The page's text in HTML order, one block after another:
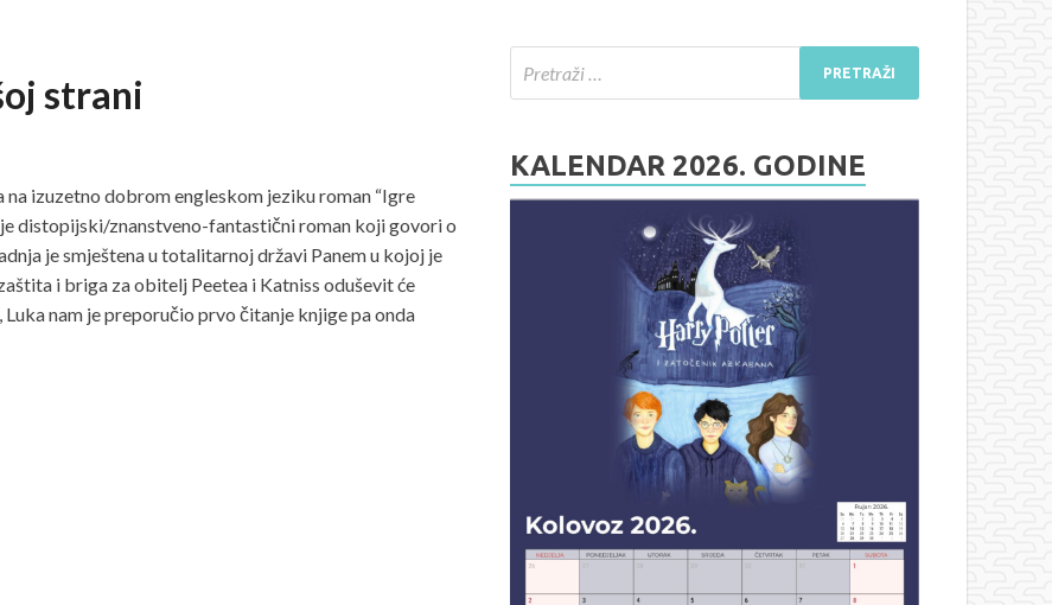
strani
izuzetno dobrom engleskom jeziku roman “Igre
je distopijski/znanstveno-fantastični roman koji govori o
je smještena u totalitarnoj državi Panem u kojoj je
i briga za obitelj Peetea i Katniss oduševit će
nam je preporučio prvo čitanje knjige pa onda
KALENDAR 2026. GODINE